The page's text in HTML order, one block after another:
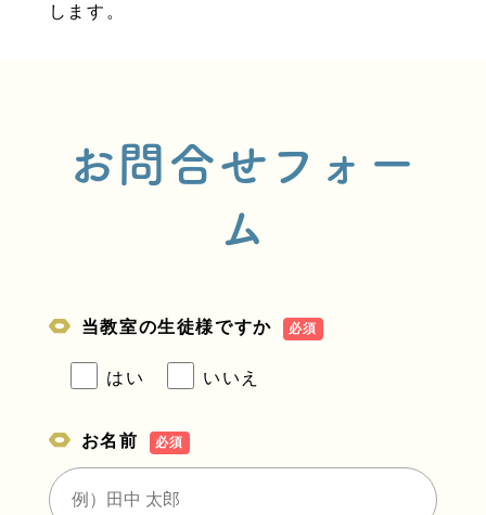
します。
お問合せフォー
ム
当教室の生徒様ですか 必須
はい いいえ
お名前 必須